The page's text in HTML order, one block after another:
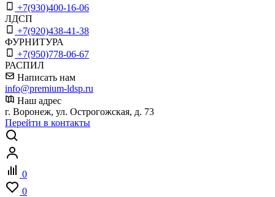
+7(930)400-16-06
ЛДСП
+7(920)438-41-38
ФУРНИТУРА
+7(950)778-06-67
РАСПИЛ
Написать нам
info@premium-ldsp.ru
Наш адрес
г. Воронеж, ул. Острогожская, д. 73
Перейти в контакты
0
0